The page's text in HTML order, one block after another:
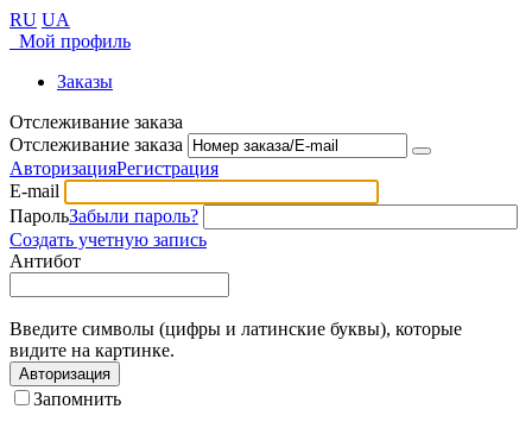
RU UA
Мой профиль
Заказы
Отслеживание заказа
Отслеживание заказа
АвторизацияРегистрация
E-mail
ПарольЗабыли пароль?
Создать учетную запись
Антибот
Введите символы (цифры и латинские буквы), которые
видите на картинке.
Авторизация
Запомнить